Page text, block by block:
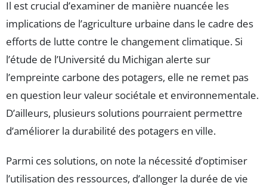
Il est crucial d’examiner de manière nuancée les
implications de l’agriculture urbaine dans le cadre des
efforts de lutte contre le changement climatique. Si
l’étude de l’Université du Michigan alerte sur
l’empreinte carbone des potagers, elle ne remet pas
en question leur valeur sociétale et environnementale.
D’ailleurs, plusieurs solutions pourraient permettre
d’améliorer la durabilité des potagers en ville.
Parmi ces solutions, on note la nécessité d’optimiser
l’utilisation des ressources, d’allonger la durée de vie